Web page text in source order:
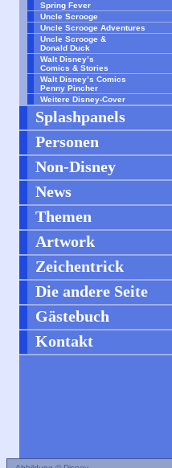
Spring Fever
Uncle Scrooge
Uncle Scrooge Adventures
Uncle Scrooge &
Donald Duck
Walt Disney’s
Comics & Stories
Walt Disney’s Comics
Penny Pincher
Weitere Disney-Cover
Splashpanels
Personen
Non-Disney
News
Themen
Artwork
Zeichentrick
Die andere Seite
Gästebuch
Kontakt